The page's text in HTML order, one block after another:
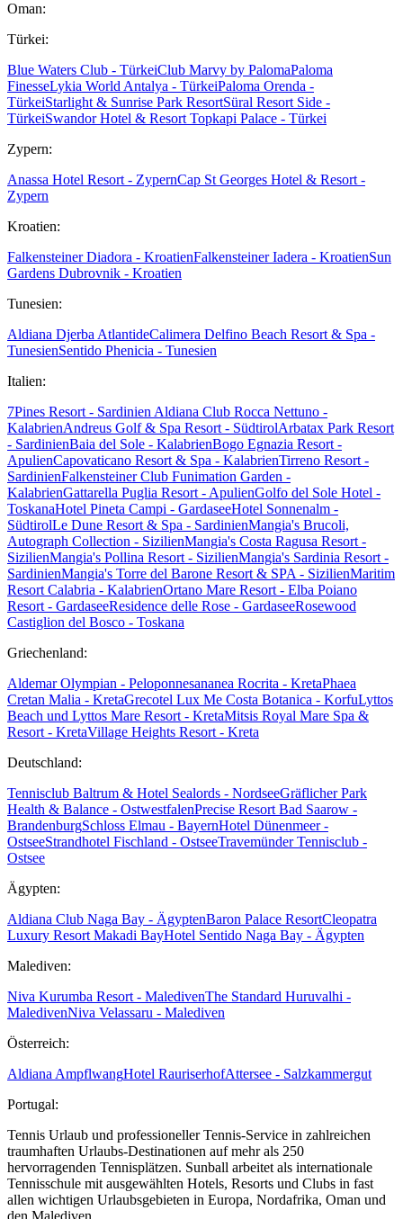
Oman:
Türkei:
Blue Waters Club - TürkeiClub Marvy by PalomaPaloma
FinesseLykia World Antalya - TürkeiPaloma Orenda -
TürkeiStarlight & Sunrise Park ResortSüral Resort Side -
TürkeiSwandor Hotel & Resort Topkapi Palace - Türkei
Zypern:
Anassa Hotel Resort - ZypernCap St Georges Hotel & Resort -
Zypern
Kroatien:
Falkensteiner Diadora - KroatienFalkensteiner Iadera - KroatienSun
Gardens Dubrovnik - Kroatien
Tunesien:
Aldiana Djerba AtlantideCalimera Delfino Beach Resort & Spa -
TunesienSentido Phenicia - Tunesien
Italien:
7Pines Resort - Sardinien Aldiana Club Rocca Nettuno -
KalabrienAndreus Golf & Spa Resort - SüdtirolArbatax Park Resort
- SardinienBaia del Sole - KalabrienBogo Egnazia Resort -
ApulienCapovaticano Resort & Spa - KalabrienTirreno Resort -
SardinienFalkensteiner Club Funimation Garden -
KalabrienGattarella Puglia Resort - ApulienGolfo del Sole Hotel -
ToskanaHotel Pineta Campi - GardaseeHotel Sonnenalm -
SüdtirolLe Dune Resort & Spa - SardinienMangia's Brucoli,
Autograph Collection - SizilienMangia's Costa Ragusa Resort -
SizilienMangia's Pollina Resort - SizilienMangia's Sardinia Resort -
SardinienMangia's Torre del Barone Resort & SPA - SizilienMaritim
Resort Calabria - KalabrienOrtano Mare Resort - Elba Poiano
Resort - GardaseeResidence delle Rose - GardaseeRosewood
Castiglion del Bosco - Toskana
Griechenland:
Aldemar Olympian - Peloponnesananea Rocrita - KretaPhaea
Cretan Malia - KretaGrecotel Lux Me Costa Botanica - KorfuLyttos
Beach und Lyttos Mare Resort - KretaMitsis Royal Mare Spa &
Resort - KretaVillage Heights Resort - Kreta
Deutschland:
Tennisclub Baltrum & Hotel Sealords - NordseeGräflicher Park
Health & Balance - OstwestfalenPrecise Resort Bad Saarow -
BrandenburgSchloss Elmau - BayernHotel Dünenmeer -
OstseeStrandhotel Fischland - OstseeTravemünder Tennisclub -
Ostsee
Ägypten:
Aldiana Club Naga Bay - ÄgyptenBaron Palace ResortCleopatra
Luxury Resort Makadi BayHotel Sentido Naga Bay - Ägypten
Malediven:
Niva Kurumba Resort - MaledivenThe Standard Huruvalhi -
MaledivenNiva Velassaru - Malediven
Österreich:
Aldiana AmpflwangHotel RauriserhofAttersee - Salzkammergut
Portugal:
Tennis Urlaub und professioneller Tennis-Service in zahlreichen
traumhaften Urlaubs-Destinationen auf mehr als 250
hervorragenden Tennisplätzen. Sunball arbeitet als internationale
Tennisschule mit ausgewählten Hotels, Resorts und Clubs in fast
allen wichtigen Urlaubsgebieten in Europa, Nordafrika, Oman und